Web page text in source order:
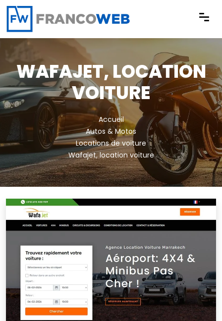
Panneau de gestion des cookies
WAFAJET, LOCATION
VOITURE
Accueil
Autos & Motos
Locations de voiture
Wafajet, location voiture